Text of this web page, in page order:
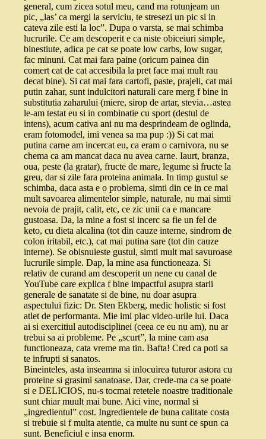
general, cum zicea sotul meu, cand ma rotunjeam un
pic, „las’ ca mergi la serviciu, te stresezi un pic si in
cateva zile esti la loc”. Dupa o varsta, se mai schimba
lucrurile. Ce am descoperit e ca niste obiceiuri simple,
binestiute, adica pe cat se poate low carbs, low sugar,
fac minuni. Cat mai fara paine (oricum painea din
comert cat de cat accesibila la pret face mai mult rau
decat bine). Si cat mai fara cartofi, paste, prajeli, cat mai
putin zahar, sunt indulcitori naturali care merg f bine in
substitutia zaharului (miere, sirop de artar, stevia…astea
le-am testat eu si in combinatie cu sport (destul de
intens), acum cativa ani nu ma desprindeam de oglinda,
eram fotomodel, imi venea sa ma pup :)) Si cat mai
putina carne am incercat eu, ca eram o carnivora, nu se
chema ca am mancat daca nu avea carne. Iaurt, branza,
oua, peste (la gratar), fructe de mare, legume si fructe la
greu, dar si zile fara proteina animala. In timp gustul se
schimba, daca asta e o problema, simti din ce in ce mai
mult savoarea alimentelor simple, naturale, nu mai simti
nevoia de prajit, calit, etc, ce zic unii ca e mancare
gustoasa. Da, la mine a fost si incerc sa fie un fel de
keto, cu dieta alcalina (tot din cauze interne, sindrom de
colon iritabil, etc.), cat mai putina sare (tot din cauze
interne). Se obisnuieste gustul, simti mult mai savuroase
lucrurile simple. Dap, la mine asa functioneaza. Si
relativ de curand am descoperit un nene cu canal de
YouTube care explica f bine impactful asupra starii
generale de sanatate si de bine, nu doar asupra
aspectului fizic: Dr. Sten Ekberg, medic holistic si fost
atlet de performanta. Mie imi plac video-urile lui. Daca
ai si exercitiul autodisciplinei (ceea ce eu nu am), nu ar
trebui sa ai probleme. Pe „scurt”, la mine cam asa
functioneaza, cata vreme ma tin. Bafta! Cred ca poti sa
te infrupti si sanatos.
Bineinteles, asta inseamna si inlocuirea tuturor astora cu
proteine si grasimi sanatoase. Dar, crede-ma ca se poate
si e DELICIOS, nu-s tocmai retetele noastre traditionale
sunt chiar muult mai bune. Aici vine, normal si
„ingredientul” cost. Ingredientele de buna calitate costa
si trebuie si f multa atentie, ca multe nu sunt ce spun ca
sunt. Beneficiul e insa enorm.